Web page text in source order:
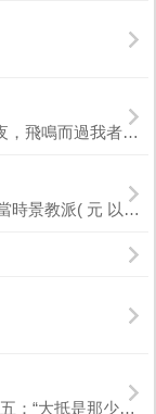
同“ 也邪 ”。 宋 蘇軾 《後赤壁賦》：“疇昔之夜，飛鳴而過我者，非子也耶？...
蒙古語的音譯。 元 代稱傳入我國的基督教。當時景教派( 元 以前已傳入)與天主教...
襯詞。無義。 金 董解元 《西廂記諸宮調》卷五：“大抵是那少年女奴也囉。” 元...